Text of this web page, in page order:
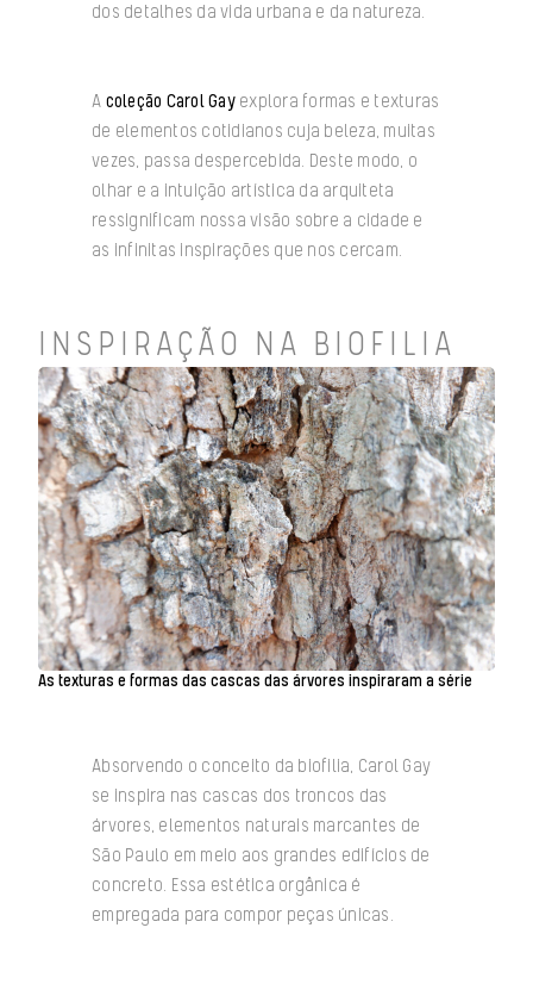
dos detalhes da vida urbana e da natureza.
A coleção Carol Gayexplora formas e texturas
de elementos cotidianos cuja beleza, muitas
vezes, passa despercebida. Deste modo, o
olhar e a intuição artística da arquiteta
ressignificam nossa visão sobre a cidade e
as infinitas inspirações que nos cercam.
INSPIRAÇÃO NA BIOFILIA
As texturas e formas das cascas das árvores inspiraram a série
Absorvendo o conceito da biofilia, Carol Gay
se inspira nas cascas dos troncos das
árvores, elementos naturais marcantes de
São Paulo em meio aos grandes edifícios de
concreto. Essa estética orgânica é
empregada para compor peças únicas.